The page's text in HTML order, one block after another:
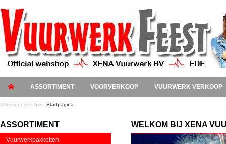
ASSORTIMENT VOORVERKOOP VUURWERK VERKOOP
U bevindt zich hier: Startpagina
ASSORTIMENT
Vuurwerkpakketten
WELKOM BIJ XENA